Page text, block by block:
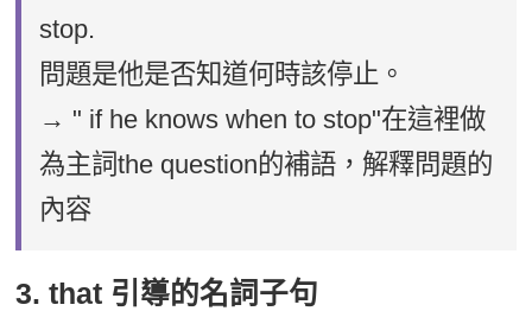
stop.
問題是他是否知道何時該停止。
→ " if he knows when to stop"在這裡做
為主詞the question的補語，解釋問題的
內容
3. that 引導的名詞子句